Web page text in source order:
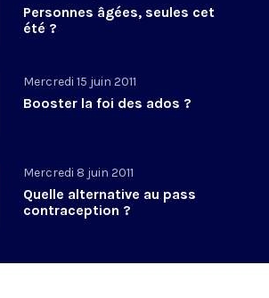
Personnes âgées, seules cet
été ?
Mercredi 15 juin 2011
Booster la foi des ados ?
Mercredi 8 juin 2011
Quelle alternative au pass
contraception ?